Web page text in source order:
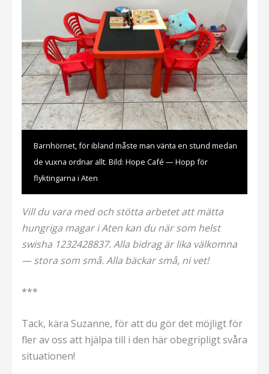
Barnhörnet, för ibland måste man vänta en stund medan
de vuxna ordnar allt. Bild: Hope Café — Hopp för
flyktingarna i Aten
Vill du vara med och stötta arbetet att mätta
hungriga magar i Aten kan du när som helst
swisha 1232428837. Alla bidrag är lika välkomna
— stora som små. Alla bäckar små, ni vet!
***
Tack, kära Suzanne, för att du gör det möjligt för
fler av oss att hjälpa till i den här obegripligt svåra
situationen!